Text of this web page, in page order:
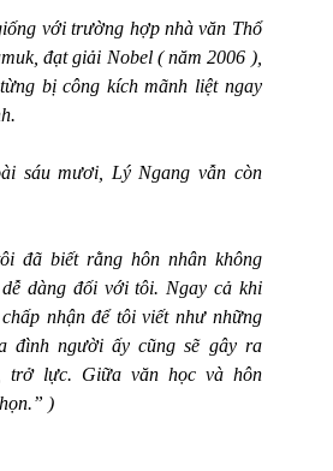
với trường hợp nhà văn Thổ
đạt giải Nobel ( năm 2006 ),
bị công kích mãnh liệt ngay
sáu mươi, Lý Ngang vẫn còn
đã biết rằng hôn nhân không
dàng đối với tôi. Ngay cả khi
nhận để tôi viết như những
đình người ấy cũng sẽ gây ra
trở lực. Giữa văn học và hôn
)